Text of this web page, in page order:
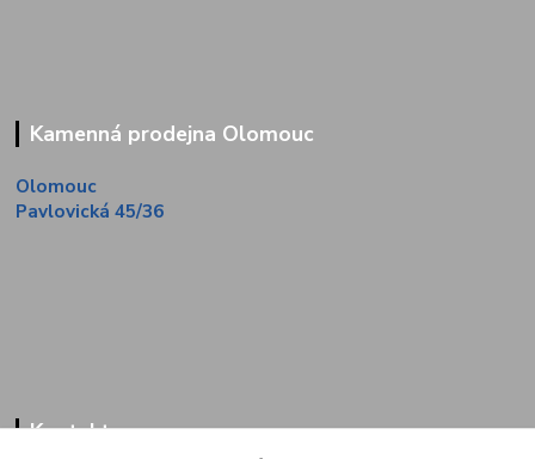
Kamenná prodejna Olomouc
Olomouc
Pavlovická 45/36
Kontakty